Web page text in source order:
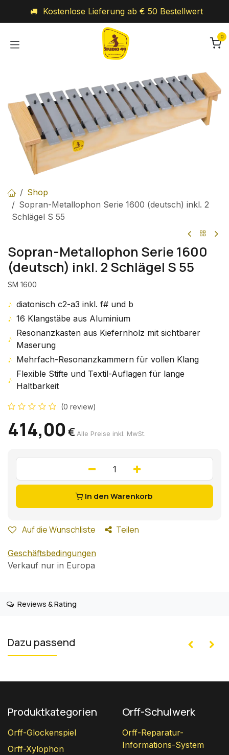
Kostenlose Lieferung ab € 50 Bestellwert
0
Shop
Sopran-Metallophon Serie 1600 (deutsch) inkl. 2
Schlägel S 55
Sopran-Metallophon Serie 1600
(deutsch) inkl. 2 Schlägel S 55
SM 1600
♪ diatonisch c2-a3 inkl. f# und b
♪ 16 Klangstäbe aus Aluminium
♪
Resonanzkasten aus Kiefernholz mit sichtbarer
Maserung
♪ Mehrfach-Resonanzkammern für vollen Klang
♪
Flexible Stifte und Textil-Auflagen für lange
Haltbarkeit
(0 review)
414,00 € Alle Preise inkl. MwSt.
In den Warenkorb
Auf die Wunschliste Teilen
Geschäftsbedingungen
Verkauf nur in Europa
Reviews & Rating
Dazu passend
Produktkategorien
Orff-Glockenspiel
Orff-Xylophon
Orff-Schulwerk
Orff-Reparatur-
Informations-System